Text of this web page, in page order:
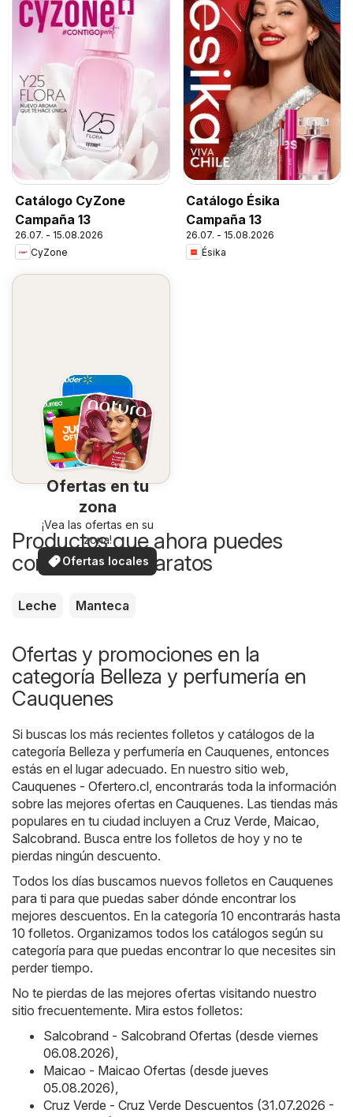
Catálogo CyZone
Campaña 13
26.07. - 15.08.2026
CyZone
Catálogo Ésika
Campaña 13
26.07. - 15.08.2026
Ésika
Ofertas en tu
zona
¡Vea las ofertas en su
zona!
Ofertas locales
Productos que ahora puedes
comprar más baratos
Leche Manteca
Ofertas y promociones en la
categoría Belleza y perfumería en
Cauquenes
Si buscas los más recientes folletos y catálogos de la
categoría Belleza y perfumería en Cauquenes, entonces
estás en el lugar adecuado. En nuestro sitio web,
Cauquenes - Ofertero.cl, encontrarás toda la información
sobre las mejores ofertas en Cauquenes. Las tiendas más
populares en tu ciudad incluyen a Cruz Verde, Maicao,
Salcobrand. Busca entre los folletos de hoy y no te
pierdas ningún descuento.
Todos los días buscamos nuevos folletos en Cauquenes
para ti para que puedas saber dónde encontrar los
mejores descuentos. En la categoría 10 encontrarás hasta
10 folletos. Organizamos todos los catálogos según su
categoría para que puedas encontrar lo que necesites sin
perder tiempo.
No te pierdas de las mejores ofertas visitando nuestro
sitio frecuentemente. Mira estos folletos:
Salcobrand - Salcobrand Ofertas (desde viernes
06.08.2026),
Maicao - Maicao Ofertas (desde jueves
05.08.2026),
Cruz Verde - Cruz Verde Descuentos (31.07.2026 -